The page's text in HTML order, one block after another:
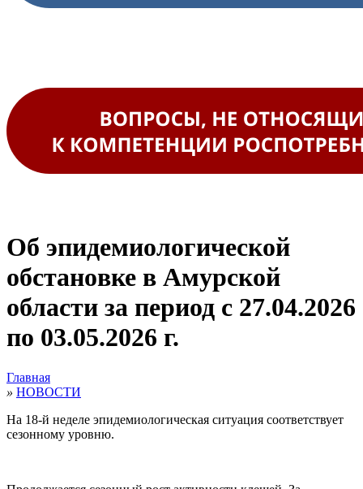
Об эпидемиологической
обстановке в Амурской
области за период с 27.04.2026
по 03.05.2026 г.
Главная
» НОВОСТИ
На 18-й неделе эпидемиологическая ситуация соответствует
сезонному уровню.